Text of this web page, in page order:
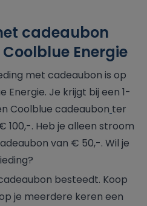
cadeaubon
Energie
met cadeaubon is op
Je krijgt bij een 1-
Coolblue cadeaubon ter
100,-. Heb je alleen stroom
van € 50,-. Wil je
besteedt. Koop
je meerdere keren een